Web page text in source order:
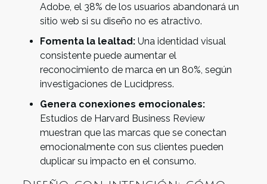
Adobe, el 38% de los usuarios abandonará un
sitio web si su diseño no es atractivo.
Fomenta la lealtad:Una identidad visual
consistente puede aumentar el
reconocimiento de marca en un 80%, según
investigaciones de Lucidpress.
Genera conexiones emocionales:
Estudios de Harvard Business Review
muestran que las marcas que se conectan
emocionalmente con sus clientes pueden
duplicar su impacto en el consumo.